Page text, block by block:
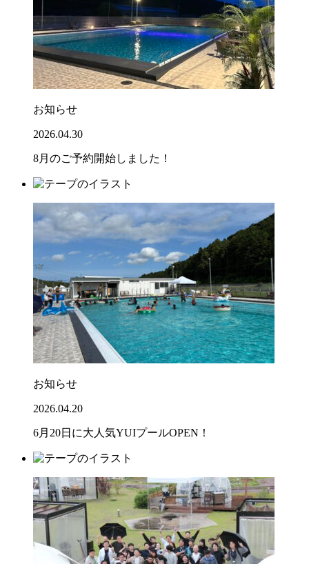
お知らせ
2026.04.30
8月のご予約開始しました！
お知らせ
2026.04.20
6月20日に大人気YUIプールOPEN！